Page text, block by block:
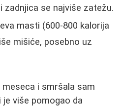
zadnjica se najviše zatežu.
masti (600-800 kalorija
mišiće, posebno uz
meseca i smršala sam
je više pomogao da